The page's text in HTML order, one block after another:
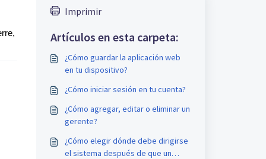
Imprimir
Artículos en esta carpeta:
¿Cómo guardar la aplicación web
en tu dispositivo?
¿Cómo iniciar sesión en tu cuenta?
¿Cómo agregar, editar o eliminar un
gerente?
¿Cómo elegir dónde debe dirigirse
el sistema después de que un